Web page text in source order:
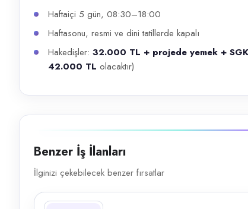
Haftaiçi 5 gün, 08:30–18:00
Haftasonu, resmi ve dini tatillerde kapalı
Hakedişler: 32.000 TL + projede yemek + SGK
42.000 TL olacaktır)
Benzer İş İlanları
İlginizi çekebilecek benzer fırsatlar